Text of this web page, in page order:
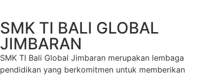
SMK TI BALI GLOBAL
JIMBARAN
SMK TI Bali Global Jimbaran merupakan lembaga
pendidikan yang berkomitmen untuk memberikan